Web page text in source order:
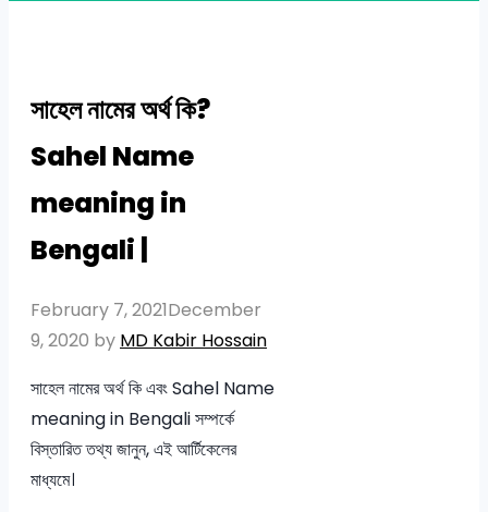
সাহেল নামের অর্থ কি?
Sahel Name
meaning in
Bengali |
February 7, 2021December
9, 2020 by MD Kabir Hossain
সাহেল নামের অর্থ কি এবং Sahel Name
meaning in Bengali সম্পর্কে
বিস্তারিত তথ্য জানুন, এই আর্টিকেলের
মাধ্যমে।